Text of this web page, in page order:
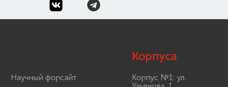
Научный форсайт
Корпуса
Корпус №1: ул.